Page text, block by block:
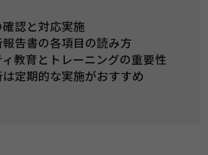
認と対応実施
告書の各項目の読み方
教育とトレーニングの重要性
定期的な実施がおすすめ